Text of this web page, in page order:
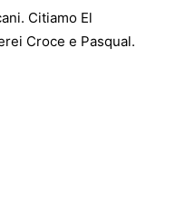
Citiamo El
Croce e Pasqual.